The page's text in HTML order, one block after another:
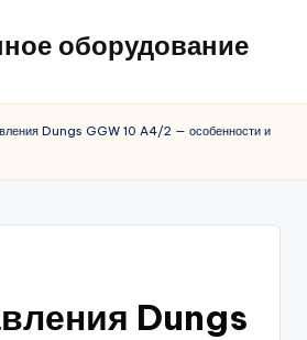
оборудование
Dungs GGW 10 A4/2 — особенности и
Dungs